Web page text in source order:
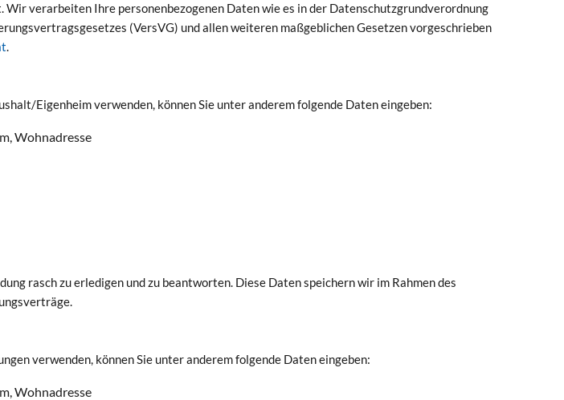
verarbeiten Ihre personenbezogenen Daten wie es in der Datenschutzgrundverordnung
(VersVG) und allen weiteren maßgeblichen Gesetzen vorgeschrieben
.
Eigenheim verwenden, können Sie unter anderem folgende Daten eingeben:
Wohnadresse
rasch zu erledigen und zu beantworten. Diese Daten speichern wir im Rahmen des
verwenden, können Sie unter anderem folgende Daten eingeben:
Wohnadresse